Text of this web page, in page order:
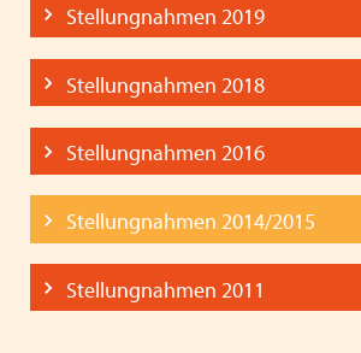
Stellungnahmen 2019
Stellungnahmen 2018
Stellungnahmen 2016
Stellungnahmen 2014/2015
Stellungnahmen 2011